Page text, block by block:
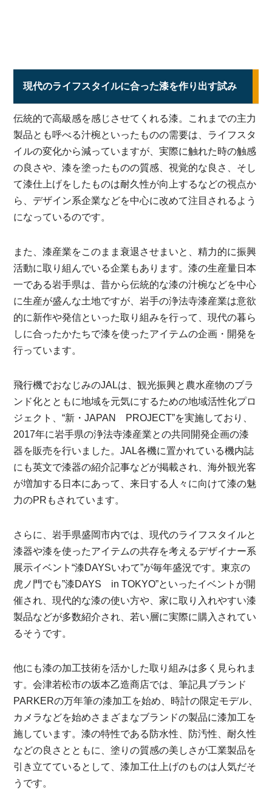
現代のライフスタイルに合った漆を作り出す試み
伝統的で高級感を感じさせてくれる漆。これまでの主力
製品とも呼べる汁椀といったものの需要は、ライフスタ
イルの変化から減っていますが、実際に触れた時の触感
の良さや、漆を塗ったものの質感、視覚的な良さ、そし
て漆仕上げをしたものは耐久性が向上するなどの視点か
ら、デザイン系企業などを中心に改めて注目されるよう
になっているのです。
また、漆産業をこのまま衰退させまいと、精力的に振興
活動に取り組んでいる企業もあります。漆の生産量日本
一である岩手県は、昔から伝統的な漆の汁椀などを中心
に生産が盛んな土地ですが、岩手の浄法寺漆産業は意欲
的に新作や発信といった取り組みを行って、現代の暮ら
しに合ったかたちで漆を使ったアイテムの企画・開発を
行っています。
飛行機でおなじみのJALは、観光振興と農水産物のブラ
ンド化とともに地域を元気にするための地域活性化プロ
ジェクト、“新・JAPAN PROJECT”を実施しており、
2017年に岩手県の浄法寺漆産業との共同開発企画の漆
器を販売を行いました。JAL各機に置かれている機内誌
にも英文で漆器の紹介記事などが掲載され、海外観光客
が増加する日本にあって、来日する人々に向けて漆の魅
力のPRもされています。
さらに、岩手県盛岡市内では、現代のライフスタイルと
漆器や漆を使ったアイテムの共存を考えるデザイナー系
展示イベント“漆DAYSいわて”が毎年盛況です。東京の
虎ノ門でも”漆DAYS in TOKYO”といったイベントが開
催され、現代的な漆の使い方や、家に取り入れやすい漆
製品などが多数紹介され、若い層に実際に購入されてい
るそうです。
他にも漆の加工技術を活かした取り組みは多く見られま
す。会津若松市の坂本乙造商店では、筆記具ブランド
PARKERの万年筆の漆加工を始め、時計の限定モデル、
カメラなどを始めさまざまなブランドの製品に漆加工を
施しています。漆の特性である防水性、防汚性、耐久性
などの良さとともに、塗りの質感の美しさが工業製品を
引き立てているとして、漆加工仕上げのものは人気だそ
うです。